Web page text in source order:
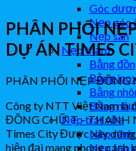
Góc
Nẹp góc
Nẹp sàn
Nẹp thảm
Bằng
Bằng
Bằng
Bằng
Nẹp trát vữa
Nẹp
Nẹp tạo
PHÂN PHỐI
DỰ ÁN TIMES
PHÂN PHỐI NẸP ĐỒNG
Công ty NTT Việt Nam là
ĐỒNG CHỮ T – THANH
Times City Được xây
hiện đại mang phong cách